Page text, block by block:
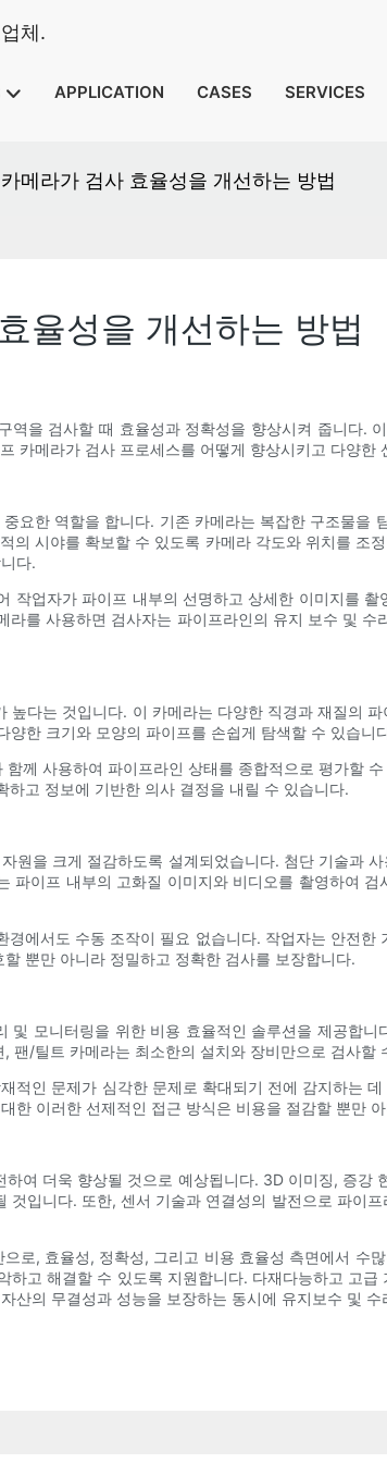
체.
APPLICATION CASES SERVICES
메라가 검사 효율성을 개선하는 방법
율성을 개선하는 방법
을 검사할 때 효율성과 정확성을 향상시켜 줍니다.
카메라가 검사 프로세스를 어떻게 향상시키고 다양한
요한 역할을 합니다. 기존 카메라는 복잡한 구조물을
시야를 확보할 수 있도록 카메라 각도와 위치를 조
다.
업자가 파이프 내부의 선명하고 상세한 이미지를
를 사용하면 검사자는 파이프라인의 유지 보수 및
다는 것입니다. 이 카메라는 다양한 직경과 재질의
한 크기와 모양의 파이프를 손쉽게 탐색할 수 있습니
께 사용하여 파이프라인 상태를 종합적으로 평가할
고 정보에 기반한 의사 결정을 내릴 수 있습니다.
원을 크게 절감하도록 설계되었습니다. 첨단 기술과
이프 내부의 고화질 이미지와 비디오를 촬영하여
에서도 수동 조작이 필요 없습니다. 작업자는 안전
뿐만 아니라 정밀하고 정확한 검사를 보장합니다.
모니터링을 위한 비용 효율적인 솔루션을 제공합
/틸트 카메라는 최소한의 설치와 장비만으로 검사
적인 문제가 심각한 문제로 확대되기 전에 감지하는
한 이러한 선제적인 접근 방식은 비용을 절감할 뿐만
여 더욱 향상될 것으로 예상됩니다. 3D 이미징, 증
입니다. 또한, 센서 기술과 연결성의 발전으로 파이
로, 효율성, 정확성, 그리고 비용 효율성 측면에서 수
고 해결할 수 있도록 지원합니다. 다재다능하고 고
산의 무결성과 성능을 보장하는 동시에 유지보수 및